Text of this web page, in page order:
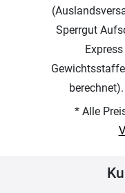
Sperrgut
* Alle